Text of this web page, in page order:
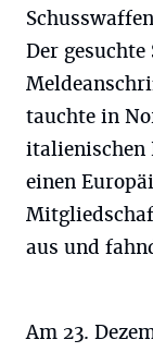
Der
tauchte in
italienischen
einen
aus und
Am 23.